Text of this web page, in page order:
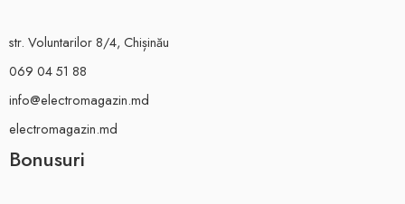
str. Voluntarilor 8/4, Chișinău
069 04 51 88
info@electromagazin.md
electromagazin.md
Bonusuri